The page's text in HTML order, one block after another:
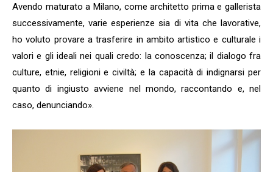
Avendo maturato a Milano, come architetto prima e gallerista
successivamente, varie esperienze sia di vita che lavorative,
ho voluto provare a trasferire in ambito artistico e culturale i
valori e gli ideali nei quali credo: la conoscenza; il dialogo fra
culture, etnie, religioni e civiltà; e la capacità di indignarsi per
quanto di ingiusto avviene nel mondo, raccontando e, nel
caso, denunciando».